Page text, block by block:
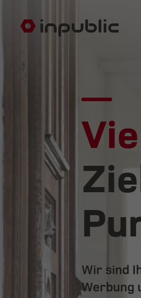
Wir sind
Werbung